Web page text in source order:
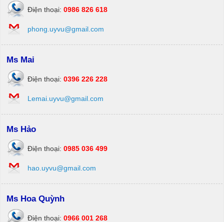
Điện thoại: 0986 826 618
phong.uyvu@gmail.com
Ms Mai
Điện thoại: 0396 226 228
Lemai.uyvu@gmail.com
Ms Hảo
Điện thoại: 0985 036 499
hao.uyvu@gmail.com
Ms Hoa Quỳnh
Điện thoại: 0966 001 268